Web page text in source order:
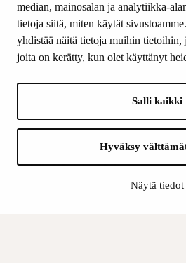
median, mainosalan ja analytiikka-
tietoja siitä, miten käytät
yhdistää näitä tietoja muihin tietoihin,
joita on kerätty, kun olet käyttänyt
Salli kaikki
Hyväksy
Näytä tiedot
SEURAA MEITÄ
Facebook
Instagram
LinkedIn
Suomen Kulttuurirahasto: